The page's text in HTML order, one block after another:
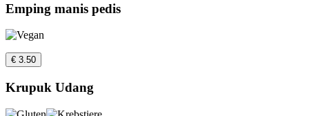
Emping manis pedis
€ 3.50
Krupuk Udang